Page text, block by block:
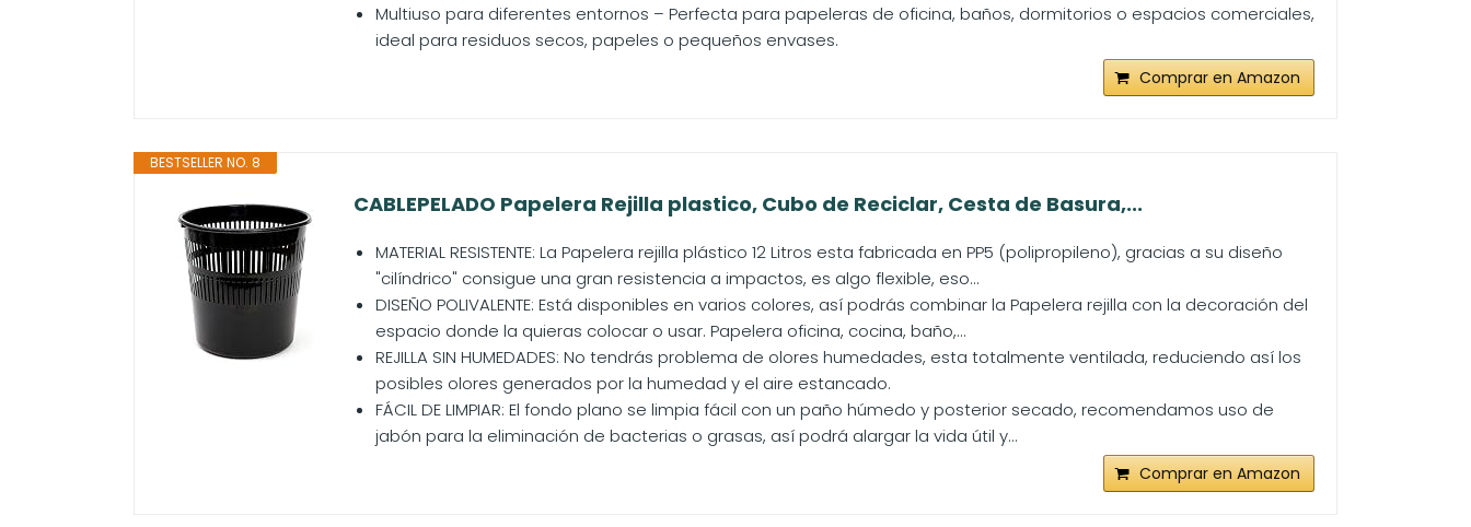
Multiuso para diferentes entornos – Perfecta para papeleras de oficina, baños, dormitorios o espacios comerciales,
ideal para residuos secos, papeles o pequeños envases.
Comprar en Amazon
BESTSELLER NO. 8
CABLEPELADO Papelera Rejilla plastico, Cubo de Reciclar, Cesta de Basura,...
MATERIAL RESISTENTE: La Papelera rejilla plástico 12 Litros esta fabricada en PP5 (polipropileno), gracias a su diseño
"cilíndrico" consigue una gran resistencia a impactos, es algo flexible, eso...
DISEÑO POLIVALENTE: Está disponibles en varios colores, así podrás combinar la Papelera rejilla con la decoración del
espacio donde la quieras colocar o usar. Papelera oficina, cocina, baño,...
REJILLA SIN HUMEDADES: No tendrás problema de olores humedades, esta totalmente ventilada, reduciendo así los
posibles olores generados por la humedad y el aire estancado.
FÁCIL DE LIMPIAR: El fondo plano se limpia fácil con un paño húmedo y posterior secado, recomendamos uso de
jabón para la eliminación de bacterias o grasas, así podrá alargar la vida útil y...
Comprar en Amazon